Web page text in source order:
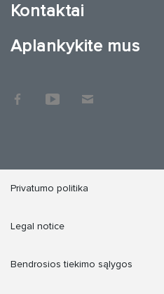
Kontaktai
Aplankykite mus
Privatumo politika
Legal notice
Bendrosios tiekimo sąlygos